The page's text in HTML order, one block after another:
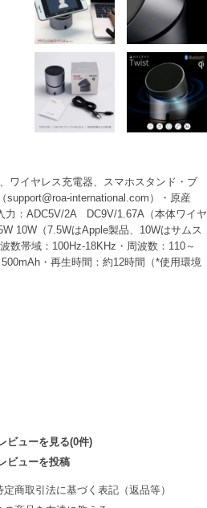
ワイヤレス充電器、スマホスタンド・ブ
international.com）・原産
力：ADC5V/2A DC9V/1.67A（本体ワイヤ
10W（7.5WはApple製品、10Wはサムス
数帯域：100Hz-18KHz・周波数：110～
・再生時間：約12時間（*使用環境
ビューを見る(0件)
ビューを投稿
定商取引法に基づく表記（返品等）